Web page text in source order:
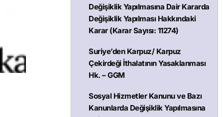
Değişiklik Yapılmasına Dair Kararda
Değişiklik Yapılması Hakkındaki
Karar (Karar Sayısı: 11274)
Suriye’den Karpuz/ Karpuz
Çekirdeği İthalatının Yasaklanması
Hk. – GGM
Sosyal Hizmetler Kanunu ve Bazı
Kanunlarda Değişiklik Yapılmasına